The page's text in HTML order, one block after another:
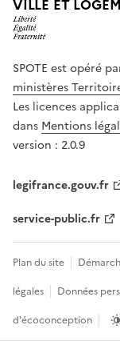
VILLE ET
SPOTE est opéré
ministères
Les licences
dans Mentions
version : 2.0.9
legifrance.gouv.fr
service-public.fr
Plan du site
légales
Données
d'écoconception